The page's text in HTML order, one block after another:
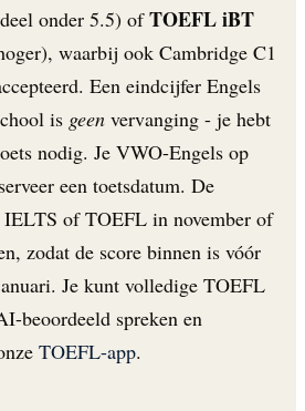
onder 5.5) ofTOEFL iBT
waarbij ook Cambridge C1
Een eindcijfer Engels
is geen vervanging - je hebt
nodig. Je VWO-Engels op
een toetsdatum. De
of TOEFL in november of
zodat de score binnen is vóór
Je kunt volledige TOEFL
beoordeeld spreken en
TOEFL-app.